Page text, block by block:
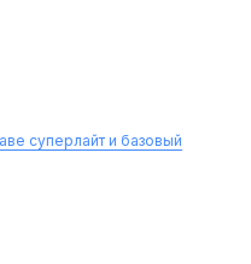
суперлайт и базовый